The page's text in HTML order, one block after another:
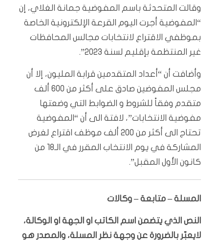
وقالت المتحدثة باسم المفوضية جمانة الغلاي، إن
“المفوضية أجرت اليوم القرعة الإلكترونية الخاصة
بموظفي الاقتراع لانتخابات مجالس المحافظات
غير المنتظمة بإقليم لسنة 2023”.
وأضافت أن “أعداد المتقدمين قرابة المليون، إلا أن
مجلس المفوضين صادق على أكثر من 600 ألف
متقدم وفقاً للشروط و الضوابط التي وضعتها
مفوضية الانتخابات”، لافتة الى أن “المفوضية
تحتاج الى أكثر من 200 ألف موظف اقتراع لغرض
المشاركة في يوم الانتخاب المقرر في الـ18 من
كانون الأول المقبل”.
المسلة – متابعة – وكالات
النص الذي يتضمن اسم الكاتب او الجهة او الوكالة،
لايعبّر بالضرورة عن وجهة نظر المسلة، والمصدر هو